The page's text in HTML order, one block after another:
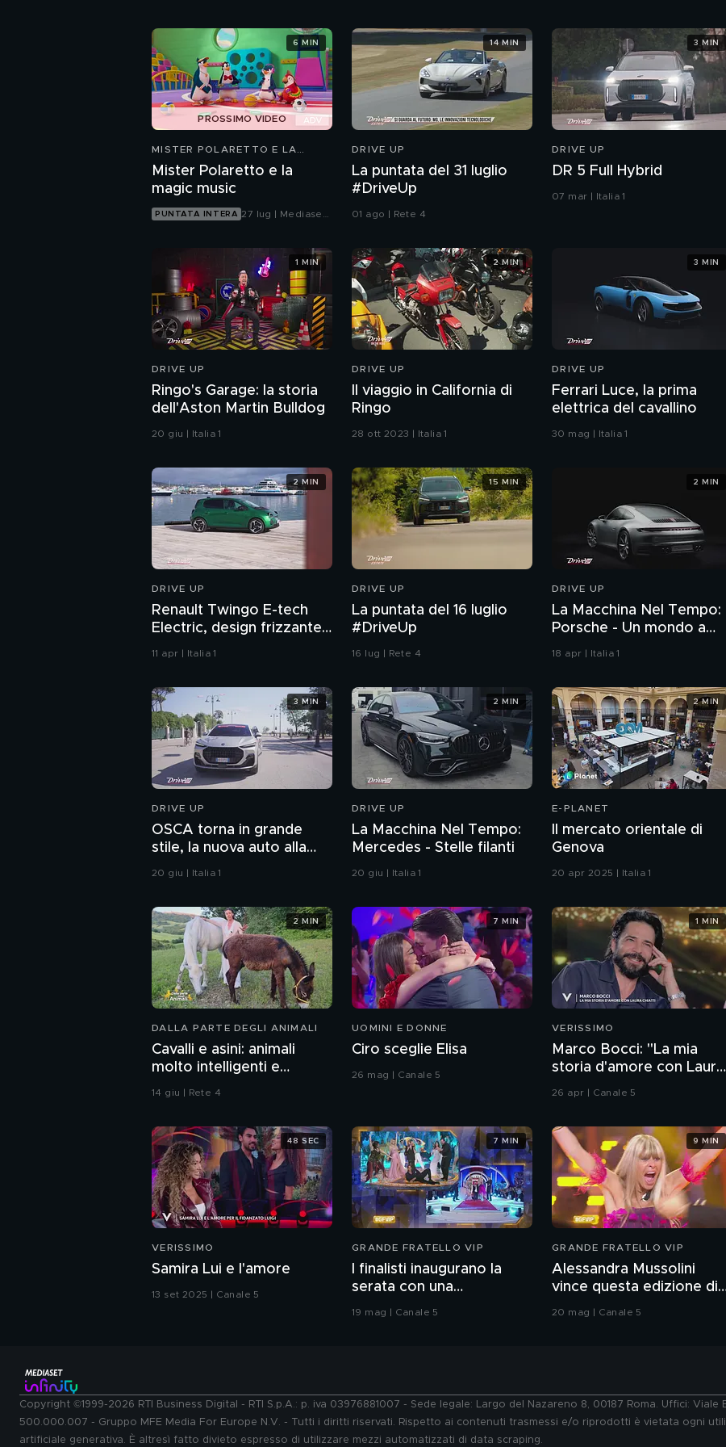
PROSSIMO VIDEO
MISTER POLARETTO E LA
Mister Polaretto e la
magic music
PUNTATA INTERA 27 lug | Mediaset
6 MIN
DRIVE UP
La puntata del 31 luglio
#DriveUp
01 ago | Rete 4
14 MIN
DRIVE UP
DR 5 Full Hybrid
07 mar | Italia 1
3 MIN
DRIVE UP
Ringo's Garage: la storia
dell'Aston Martin Bulldog
20 giu | Italia 1
1 MIN
DRIVE UP
Il viaggio in California di
Ringo
28 ott 2023 | Italia 1
2 MIN
DRIVE UP
Ferrari Luce, la prima
elettrica del cavallino
30 mag | Italia 1
3 MIN
DRIVE UP
Renault Twingo E-tech
Electric, design frizzante
e forme arrotondate
11 apr | Italia 1
2 MIN
DRIVE UP
La puntata del 16 luglio
#DriveUp
16 lug | Rete 4
15 MIN
DRIVE UP
La Macchina Nel Tempo:
Porsche - Un mondo a
parte
18 apr | Italia 1
2 MIN
DRIVE UP
OSCA torna in grande
stile, la nuova auto alla
1000 Miglia 2026
20 giu | Italia 1
3 MIN
DRIVE UP
La Macchina Nel Tempo:
Mercedes - Stelle filanti
20 giu | Italia 1
2 MIN
E-PLANET
Il mercato orientale di
Genova
20 apr 2025 | Italia 1
2 MIN
DALLA PARTE DEGLI ANIMALI
Cavalli e asini: animali
molto intelligenti e
sensibili
14 giu | Rete 4
2 MIN
UOMINI E DONNE
Ciro sceglie Elisa
26 mag | Canale 5
7 MIN
VERISSIMO
Marco Bocci: "La mia
storia d'amore con Laura
Chiatti"
26 apr | Canale 5
1 MIN
VERISSIMO
Samira Lui e l'amore
13 set 2025 | Canale 5
48 SEC
GRANDE FRATELLO VIP
I finalisti inaugurano la
serata con una
coreografia
19 mag | Canale 5
7 MIN
GRANDE FRATELLO VIP
Alessandra Mussolini
vince questa edizione di
Grande Fratello VIP
20 mag | Canale 5
9 MIN
Copyright ©1999-2026 RTI Business Digital - RTI S.p.A.: p. iva 03976881007 - Sede legale: Largo del Nazareno 8, 00187 Roma. Uffici:
500.000.007 - Gruppo MFE Media For Europe N.V. - Tutti i diritti riservati. Rispetto ai contenuti trasmessi e/o riprodotti è vietata ogni
artificiale generativa. È altresì fatto divieto espresso di utilizzare mezzi automatizzati di data scraping.